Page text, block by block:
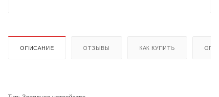
ОПИСАНИЕ ОТЗЫВЫ КАК КУПИТЬ